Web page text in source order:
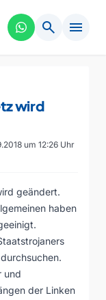
search menu
wird
um 12:26 Uhr
geändert.
haben
und
der Linken